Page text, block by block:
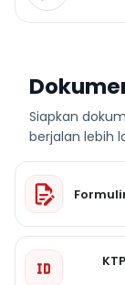
Siapkan
berjalan lebih